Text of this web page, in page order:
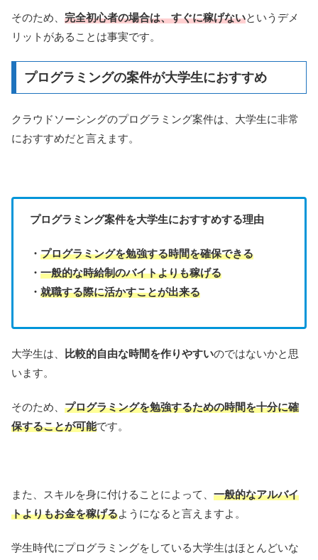
そのため、 完全初心者の場合は、すぐに稼げないというデメ
リットがあることは事実です。
プログラミングの案件が大学生におすすめ
クラウドソーシングのプログラミング案件は、大学生に非常
におすすめだと言えます。
プログラミング案件を大学生におすすめする理由
・ プログラミングを勉強する時間を確保できる
・ 一般的な時給制のバイトよりも稼げる
・ 就職する際に活かすことが出来る
大学生は、 比較的自由な時間を作りやすいのではないかと思
います。
そのため、 プログラミングを勉強するための時間を十分に確
保することが可能です。
また、スキルを身に付けることによって、 一般的なアルバイ
トよりもお金を稼げるようになると言えますよ。
学生時代にプログラミングをしている大学生はほとんどいな